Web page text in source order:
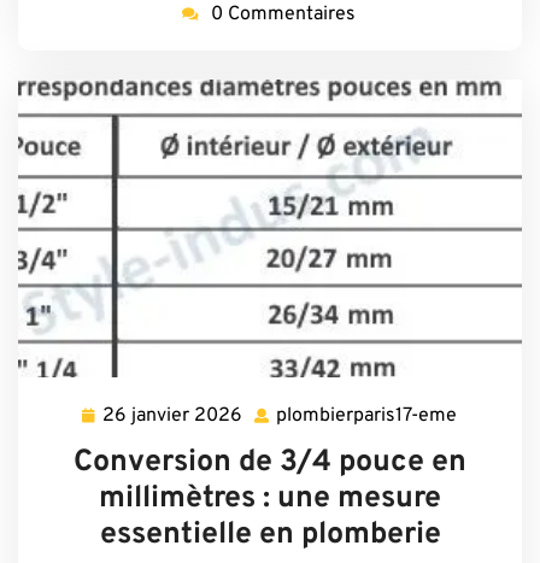
0 Commentaires
26 janvier 2026 26
janvier
2026
plombierparis17-eme
Conversion de 3/4 pouce en
millimètres : une mesure
essentielle en plomberie